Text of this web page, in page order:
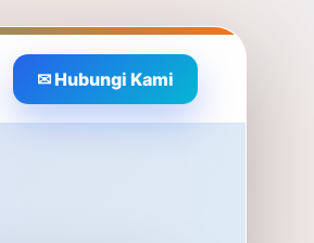
✉ Hubungi Kami